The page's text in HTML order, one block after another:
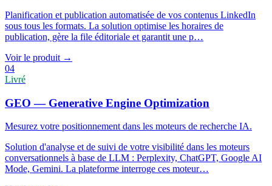
Planification et publication automatisée de vos contenus LinkedIn
sous tous les formats. La solution optimise les horaires de
publication, gère la file éditoriale et garantit une p…
Voir le produit →
04
Livré
GEO — Generative Engine Optimization
Mesurez votre positionnement dans les moteurs de recherche IA.
Solution d'analyse et de suivi de votre visibilité dans les moteurs
conversationnels à base de LLM : Perplexity, ChatGPT, Google AI
Mode, Gemini. La plateforme interroge ces moteur…